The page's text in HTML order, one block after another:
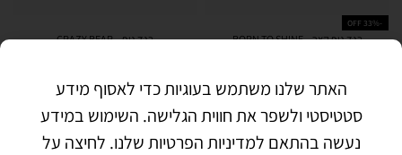
-33% OFF
בגד גוף קצר – BORN TO SHINE
בחר אפשרויות QUICKVIEW
בגד גוף – CRAZY BEAR
הוספה לסל QUICKVIEW
האתר שלנו משתמש בעוגיות כדי לאסוף מידע
סטטיסטי ולשפר את חווית הגלישה. השימוש במידע
נעשה בהתאם למדיניות הפרטיות שלנו. לחיצה על